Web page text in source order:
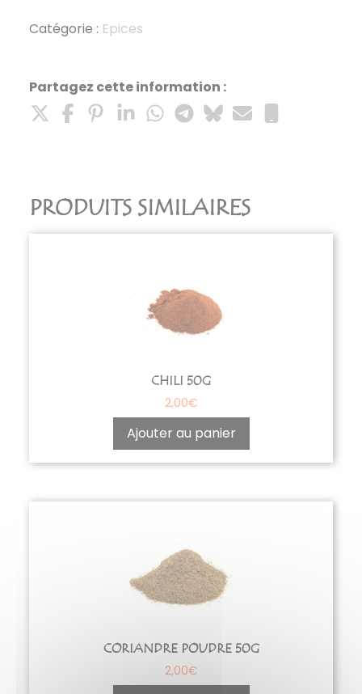
50g
Catégorie : Epices
Partagez cette information :
PRODUITS SIMILAIRES
CHILI 50G
2,00€
Ajouter au panier
CORIANDRE POUDRE 50G
2,00€